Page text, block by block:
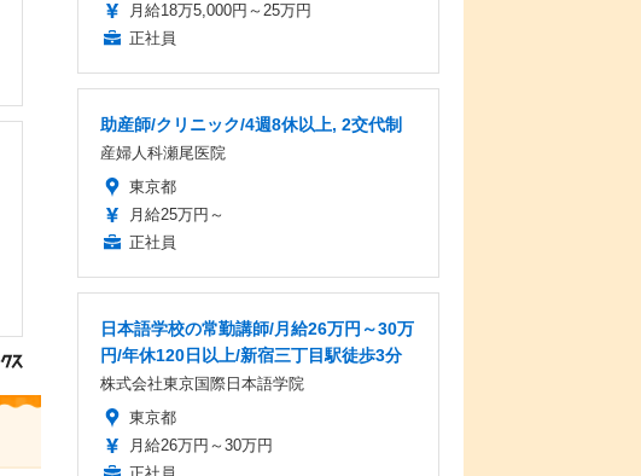
月給18万5,000円～25万円
正社員
助産師/クリニック/4週8休以上, 2交代制
産婦人科瀬尾医院
東京都
月給25万円～
正社員
日本語学校の常勤講師/月給26万円～30万
円/年休120日以上/新宿三丁目駅徒歩3分
株式会社東京国際日本語学院
東京都
月給26万円～30万円